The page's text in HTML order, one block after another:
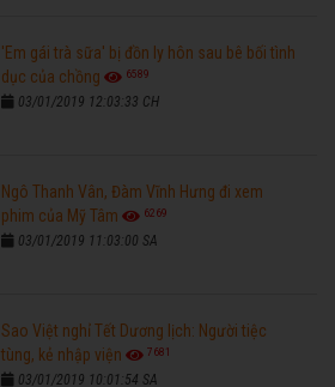
'Em gái trà sữa' bị đồn ly hôn sau bê bối tình
dục của chồng
6589
03/01/2019 12:03:33 CH
Ngô Thanh Vân, Đàm Vĩnh Hưng đi xem
phim của Mỹ Tâm
6269
03/01/2019 11:03:00 SA
Sao Việt nghỉ Tết Dương lịch: Người tiệc
tùng, kẻ nhập viện
7681
03/01/2019 10:01:54 SA